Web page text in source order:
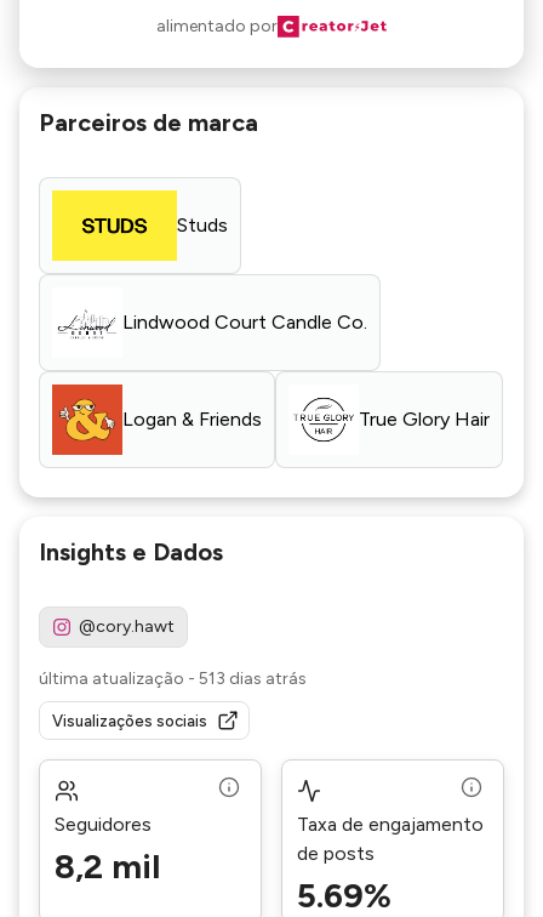
From crafting digital strategies to designing scroll-
stopping visuals, I’ve helped brands build real
had Canva, Photoshop, and a knack for
everything—let's make magic!
alimentado por
Parceiros de marca
Studs
Lindwood Court Candle Co.
Logan & Friends True Glory Hair
Insights e Dados
@cory.hawt
última atualização - 513 dias atrás
Visualizações sociais
Seguidores
8,2 mil
Taxa de engajamento
de posts
5.69%